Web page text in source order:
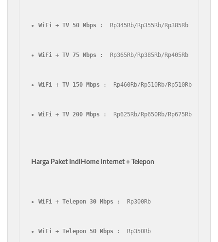
WiFi + TV 50 Mbps :  Rp345Rb/Rp355Rb/Rp385Rb
WiFi + TV 75 Mbps :  Rp365Rb/Rp385Rb/Rp405Rb
WiFi + TV 150 Mbps :  Rp460Rb/Rp510Rb/Rp510Rb
WiFi + TV 200 Mbps :  Rp625Rb/Rp650Rb/Rp675Rb
Harga Paket IndiHome Internet + Telepon
WiFi + Telepon 30 Mbps :  Rp300Rb
WiFi + Telepon 50 Mbps :  Rp350Rb